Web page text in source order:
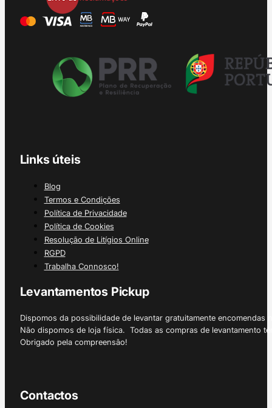
Links úteis
Blog
Termos e Condições
Política de Privacidade
Política de Cookies
Resolução de Litígios Online
RGPD
Trabalha Connosco!
Levantamentos Pickup
Dispomos da possibilidade de levantar gratuitamente
Não dispomos de loja física. Todas as compras de levantamento
Obrigado pela compreensão!
Contactos